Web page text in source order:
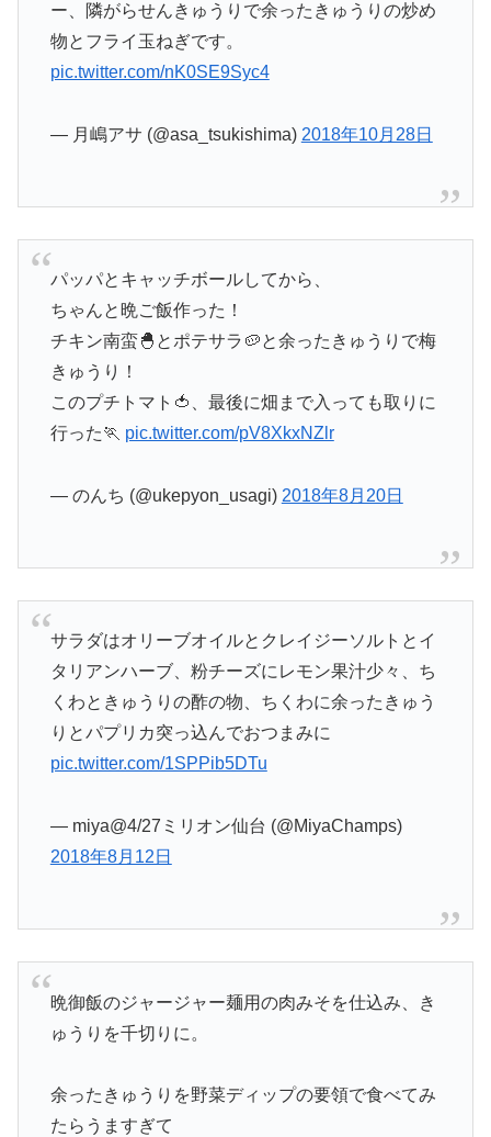
ー、隣がらせんきゅうりで余ったきゅうりの炒め
物とフライ玉ねぎです。
pic.twitter.com/nK0SE9Syc4
— 月嶋アサ (@asa_tsukishima) 2018年10月28日
パッパとキャッチボールしてから、
ちゃんと晩ご飯作った！
チキン南蛮🐣とポテサラ🥔と余ったきゅうりで梅
きゅうり！
このプチトマト🍅、最後に畑まで入っても取りに
行った🏃 pic.twitter.com/pV8XkxNZlr
— のんち (@ukepyon_usagi) 2018年8月20日
サラダはオリーブオイルとクレイジーソルトとイ
タリアンハーブ、粉チーズにレモン果汁少々、ち
くわときゅうりの酢の物、ちくわに余ったきゅう
りとパプリカ突っ込んでおつまみに
pic.twitter.com/1SPPib5DTu
— miya@4/27ミリオン仙台 (@MiyaChamps)
2018年8月12日
晩御飯のジャージャー麺用の肉みそを仕込み、き
ゅうりを千切りに。
余ったきゅうりを野菜ディップの要領で食べてみ
たらうますぎて